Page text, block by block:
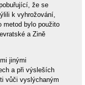
že se
k vyhrožování,
metod bylo použito
a Zině
jinými
a při výsleších
vůči vyslýchaným